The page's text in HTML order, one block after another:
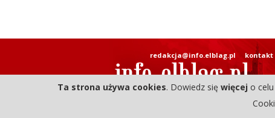
redakcja@info.elblag.pl kontakt
Ta strona używa cookies. Dowiedz się więcej o